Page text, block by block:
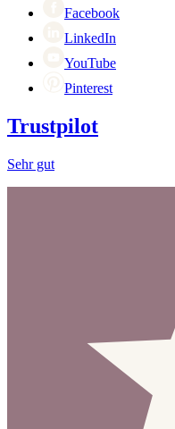
Facebook
LinkedIn
YouTube
Pinterest
Trustpilot
Sehr gut